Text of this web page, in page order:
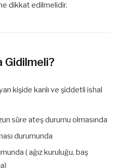
dikkat edilmelidir.
Gidilmeli?
kişide kanlı ve şiddetli ishal
süre ateş durumu olmasında
durumunda
( ağız kuruluğu, baş